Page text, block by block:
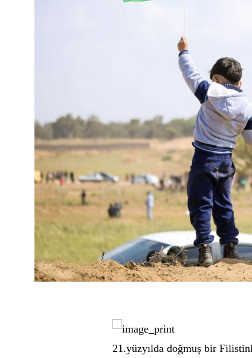
21.yüzyılda doğmuş bir